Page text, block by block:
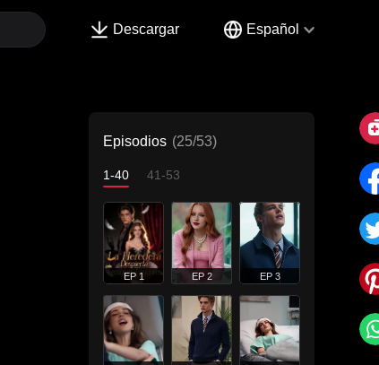
Descargar Español
Episodios (25/53)
1-40 41-53
EP 1 EP 2 EP 3